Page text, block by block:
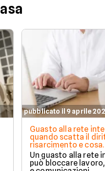
pubblicato il 9 aprile
Guasto alla rete
quando scatta il
risarcimento e cosa
prevede la legge
Un guasto alla rete
può bloccare